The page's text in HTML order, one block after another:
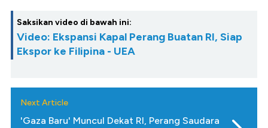
Saksikan video di bawah ini:
Video: Ekspansi Kapal Perang Buatan RI, Siap
Ekspor ke Filipina - UEA
Next Article
'Gaza Baru' Muncul Dekat RI, Perang Saudara